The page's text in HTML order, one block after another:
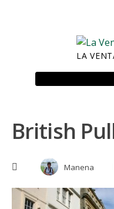
LA
British
Manena